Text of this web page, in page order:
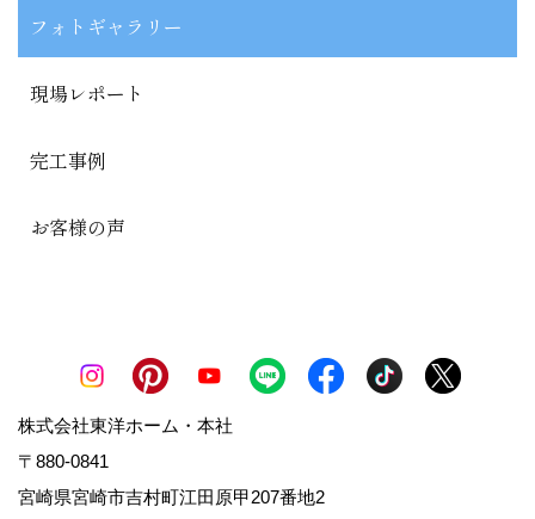
フォトギャラリー
現場レポート
完工事例
お客様の声
株式会社東洋ホーム・本社
〒880-0841
宮崎県宮崎市吉村町江田原甲207番地2